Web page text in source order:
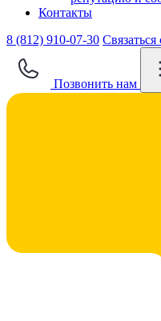
Контакты
8 (812) 910-07-30
Позвонить нам